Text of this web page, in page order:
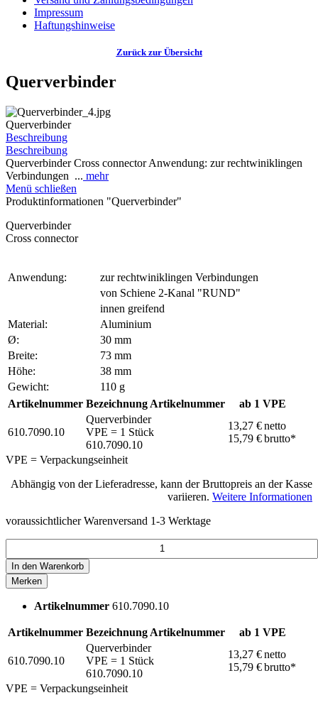
Impressum
Haftungshinweise
Zurück zur Übersicht
Querverbinder
Querverbinder
Beschreibung
Beschreibung
Querverbinder Cross connector Anwendung: zur rechtwiniklingen
Verbindungen ... mehr
Menü schließen
Produktinformationen "Querverbinder"
Querverbinder
Cross connector
Anwendung:
zur rechtwiniklingen Verbindungen
von Schiene 2-Kanal "RUND"
innen greifend
Material:
Aluminium
Ø:
30 mm
Breite:
73 mm
Höhe:
38 mm
Gewicht:
110 g
Artikelnummer Bezeichnung Artikelnummer ab 1 VPE
610.7090.10
Querverbinder
VPE = 1 Stück
610.7090.10
13,27 €netto
15,79 €brutto*
VPE = Verpackungseinheit
Abhängig von der Lieferadresse, kann der Bruttopreis an der Kasse
variieren. Weitere Informationen
voraussichtlicher Warenversand 1-3 Werktage
In den Warenkorb
Merken
Artikelnummer 610.7090.10
Artikelnummer Bezeichnung Artikelnummer ab 1 VPE
610.7090.10
Querverbinder
VPE = 1 Stück
610.7090.10
13,27 €netto
15,79 €brutto*
VPE = Verpackungseinheit